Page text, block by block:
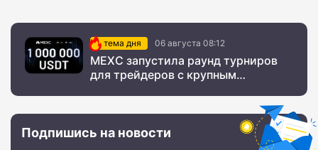
тема дня 06 августа 08:12
MEXC запустила раунд турниров
для трейдеров с крупным
Подпишись на новости